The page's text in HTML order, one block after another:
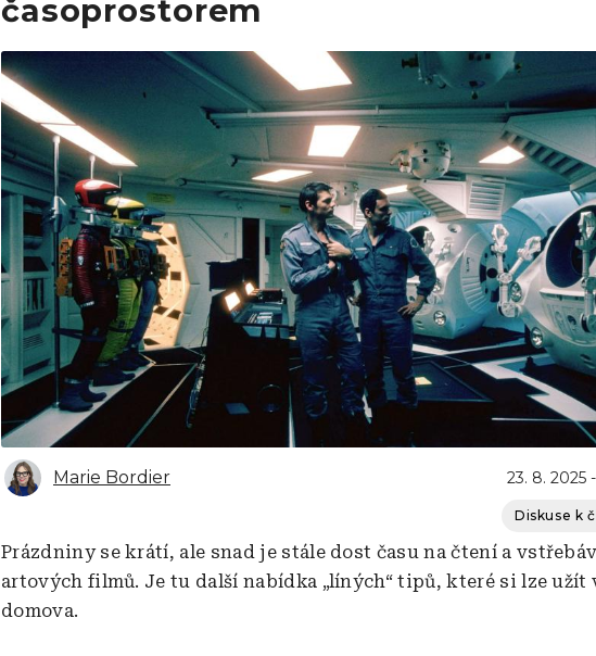
časoprostorem
Obrázek
Marie Bordier 23. 8. 2025
Diskuse k
Prázdniny se krátí, ale snad je stále dost času na čtení a
artových filmů. Je tu další nabídka „líných“ tipů, které si lze
domova.